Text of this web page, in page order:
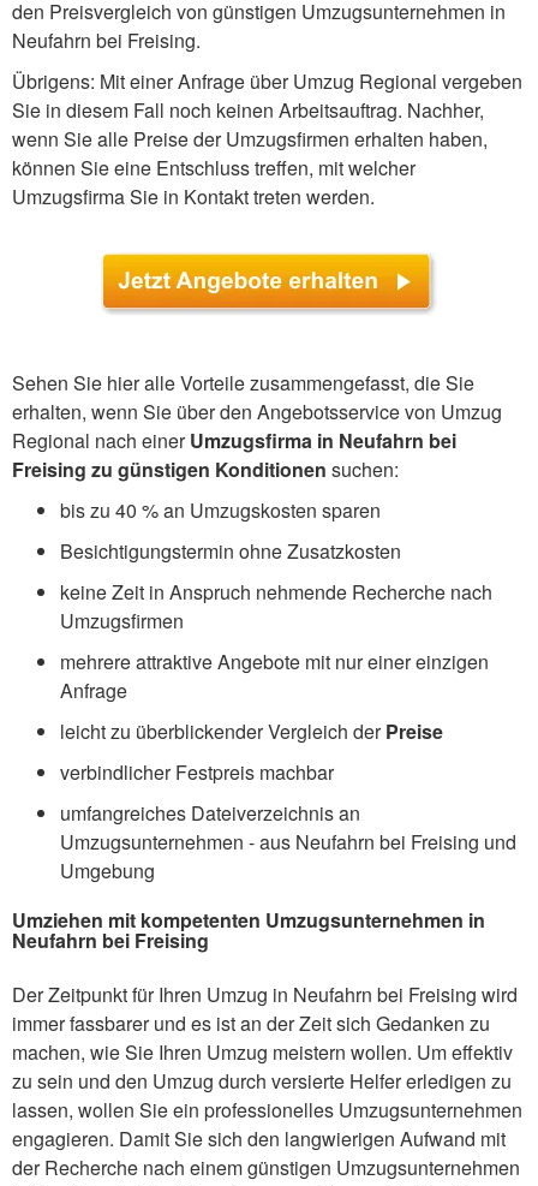
den Preisvergleich von günstigen Umzugsunternehmen in
Neufahrn bei Freising.
Übrigens: Mit einer Anfrage über Umzug Regional vergeben
Sie in diesem Fall noch keinen Arbeitsauftrag. Nachher,
wenn Sie alle Preise der Umzugsfirmen erhalten haben,
können Sie eine Entschluss treffen, mit welcher
Umzugsfirma Sie in Kontakt treten werden.
Sehen Sie hier alle Vorteile zusammengefasst, die Sie
erhalten, wenn Sie über den Angebotsservice von Umzug
Regional nach einerUmzugsfirma in Neufahrn bei
Freising zu günstigen Konditionen suchen:
bis zu 40 % an Umzugskosten sparen
Besichtigungstermin ohne Zusatzkosten
keine Zeit in Anspruch nehmende Recherche nach
Umzugsfirmen
mehrere attraktive Angebote mit nur einer einzigen
Anfrage
leicht zu überblickender Vergleich derPreise
verbindlicher Festpreis machbar
umfangreiches Dateiverzeichnis an
Umzugsunternehmen - aus Neufahrn bei Freising und
Umgebung
Umziehen mit kompetenten Umzugsunternehmen in
Neufahrn bei Freising
Der Zeitpunkt für Ihren Umzug in Neufahrn bei Freising wird
immer fassbarer und es ist an der Zeit sich Gedanken zu
machen, wie Sie Ihren Umzug meistern wollen. Um effektiv
zu sein und den Umzug durch versierte Helfer erledigen zu
lassen, wollen Sie ein professionelles Umzugsunternehmen
engagieren. Damit Sie sich den langwierigen Aufwand mit
der Recherche nach einem günstigen Umzugsunternehmen